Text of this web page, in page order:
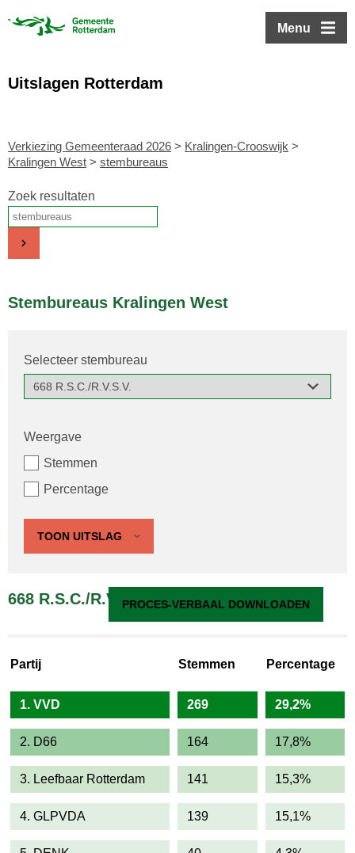
Menu
Uitslagen Rotterdam
Verkiezing Gemeenteraad 2026 > Kralingen-Crooswijk >
Kralingen West > stembureaus
Zoek resultaten
Stembureaus Kralingen West
Selecteer stembureau
Weergave
Stemmen
Percentage
TOON UITSLAG
668 R.S.C./R.V.S.V.PROCES-VERBAAL DOWNLOADEN
Partij Stemmen Percentage
1. VVD 269 29,2%
2. D66 164 17,8%
3. Leefbaar Rotterdam 141 15,3%
4. GLPVDA 139 15,1%